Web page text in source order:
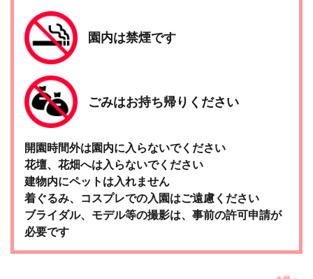
園内は禁煙です
ごみはお持ち帰りください
開園時間外は園内に入らないでください
花壇、花畑へは入らないでください
建物内にペットは入れません
着ぐるみ、コスプレでの入園はご遠慮ください
ブライダル、モデル等の撮影は、事前の許可申請が
必要です